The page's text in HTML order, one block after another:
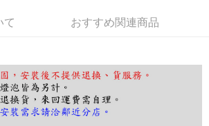
い手続を進めてください。
プッシュ通知が届きます。
払いは不要です。商品を確かめてから、SMSまた
、4大コンビニ、またはATM/オンラインバンキン
以上で送料無料
て おすすめ関連商品